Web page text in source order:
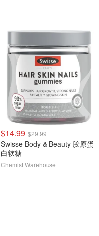
$14.99 $29.99
Swisse Body & Beauty 胶原蛋
白软糖
Chemist Warehouse